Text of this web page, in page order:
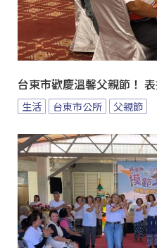
台東市歡慶溫馨父親節！
生活 台東市公所 父親節